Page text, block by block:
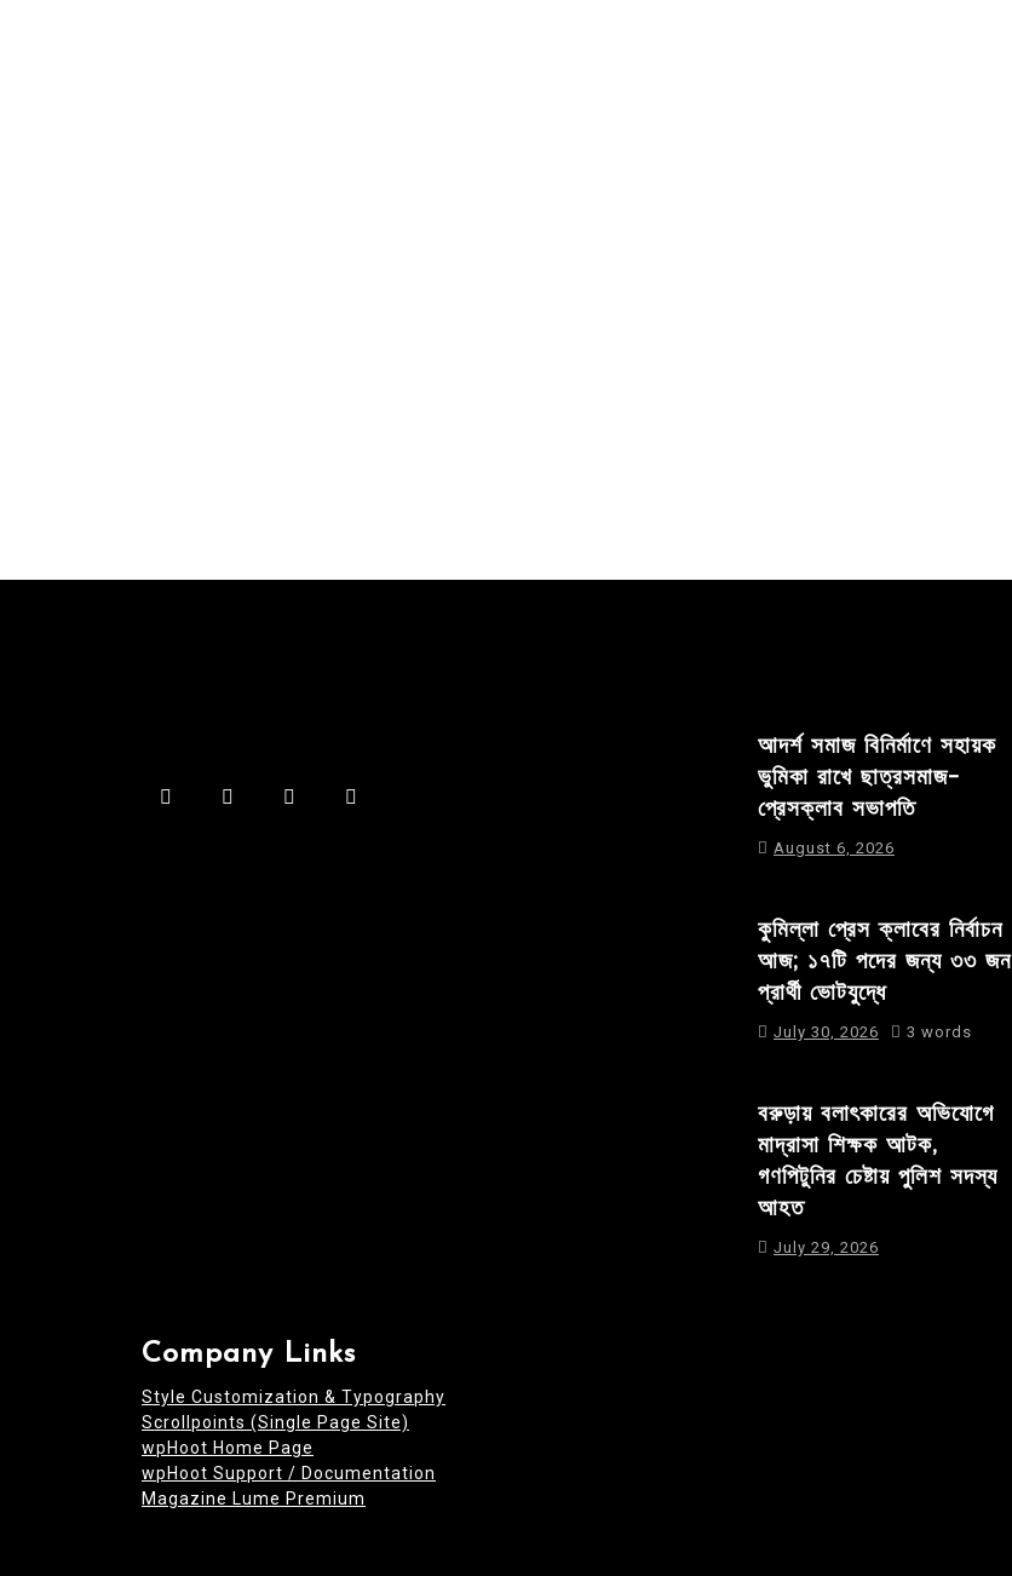
আদর্শ সমাজ বিনির্মাণে সহায়ক
ভুমিকা রাখে ছাত্রসমাজ-
প্রেসক্লাব সভাপতি
August 6, 2026
কুমিল্লা প্রেস ক্লাবের নির্বাচন
আজ; ১৭টি পদের জন্য ৩৩ জন
প্রার্থী ভোটযুদ্ধে
July 30, 2026 3 words
বরুড়ায় বলাৎকারের অভিযোগে
মাদ্রাসা শিক্ষক আটক,
গণপিটুনির চেষ্টায় পুলিশ সদস্য
আহত
July 29, 2026
Company Links
Style Customization & Typography
Scrollpoints (Single Page Site)
wpHoot Home Page
wpHoot Support / Documentation
Magazine Lume Premium